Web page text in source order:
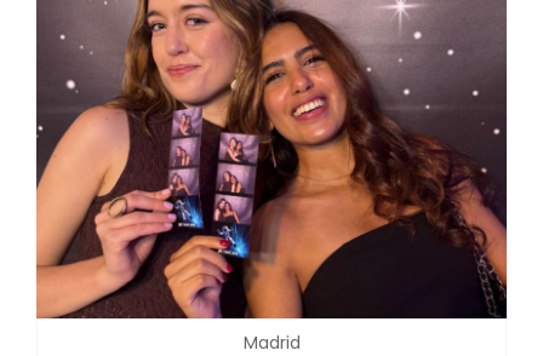
Madrid